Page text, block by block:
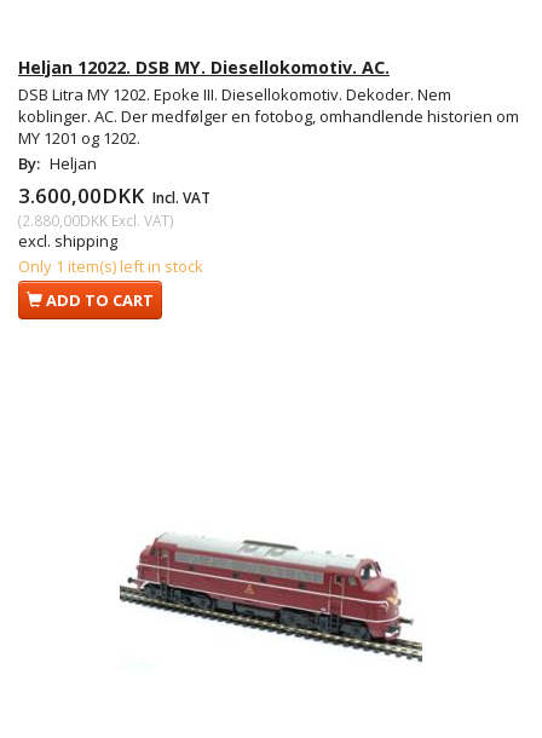
Heljan 12022. DSB MY. Diesellokomotiv. AC.
DSB Litra MY 1202. Epoke III. Diesellokomotiv. Dekoder. Nem
koblinger. AC. Der medfølger en fotobog, omhandlende historien om
MY 1201 og 1202.
By: Heljan
3.600,00DKK Incl. VAT
(2.880,00DKK Excl. VAT)
excl. shipping
Only 1 item(s) left in stock
ADD TO CART